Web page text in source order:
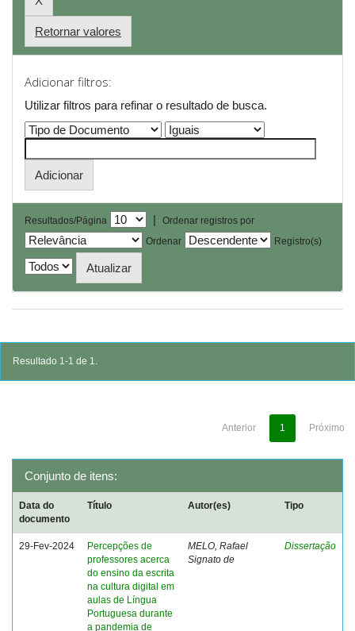
Retornar valores
Adicionar filtros:
Utilizar filtros para refinar o resultado de busca.
Resultados/Página |
Ordenar registros por
Ordenar
Registro(s)
Resultado 1-1 de 1.
Anterior 1 Próximo
Conjunto de itens:
Data do
documento
Título Autor(es) Tipo
29-Fev-2024
Percepções de
professores acerca
do ensino da escrita
na cultura digital em
aulas de Língua
Portuguesa durante
a pandemia de
MELO, Rafael
Signato de
Dissertação